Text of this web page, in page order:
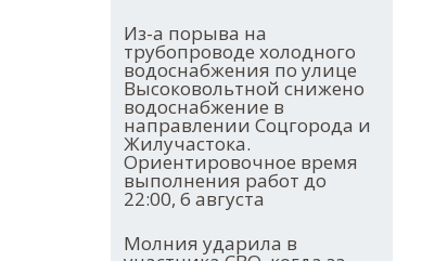
Из-а порыва на
трубопроводе холодного
водоснабжения по улице
Высоковольтной снижено
водоснабжение в
направлении Соцгорода и
Жилучастока.
Ориентировочное время
выполнения работ до
22:00, 6 августа
Молния ударила в